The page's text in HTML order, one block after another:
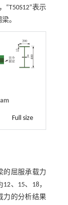
“T50S12”表示
。
Full size
的屈服承载力
、15、18，
力的分析结果